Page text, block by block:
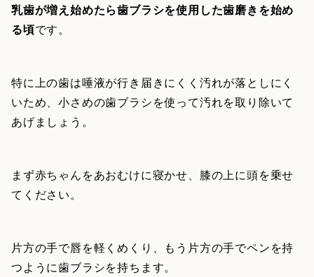
乳歯が増え始めたら歯ブラシを使用した歯磨きを始め
る頃です。
特に上の歯は唾液が行き届きにくく汚れが落としにく
いため、小さめの歯ブラシを使って汚れを取り除いて
あげましょう。
まず赤ちゃんをあおむけに寝かせ、膝の上に頭を乗せ
てください。
片方の手で唇を軽くめくり、もう片方の手でペンを持
つように歯ブラシを持ちます。